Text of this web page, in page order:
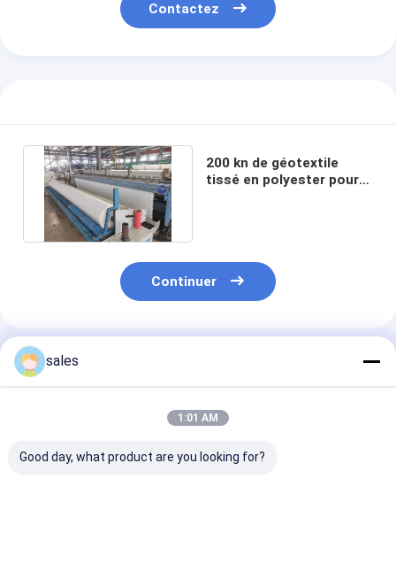
Contactez
200 kn de géotextile
tissé en polyester pour
Continuer
Produits Recommandés
sales
1:01 AM
Good day, what product are you looking for?